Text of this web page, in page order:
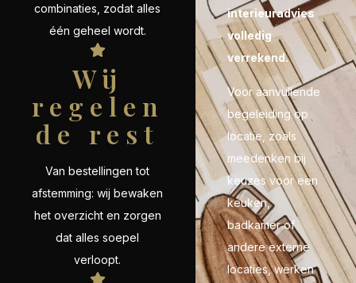
combinaties, zodat alles
één geheel wordt.
Wij
regelen
de rest
Van bestellingen tot
afstemming: wij bewaken
het overzicht en zorgen
dat alles soepel
verloopt.
interieuradvies
volledig
verrekend.
Voor aanvullende
begeleiding op
locatie, zoals
meedenken bij
keuzes voor een
keuken,
badkamer of
andere externe
locaties, werken